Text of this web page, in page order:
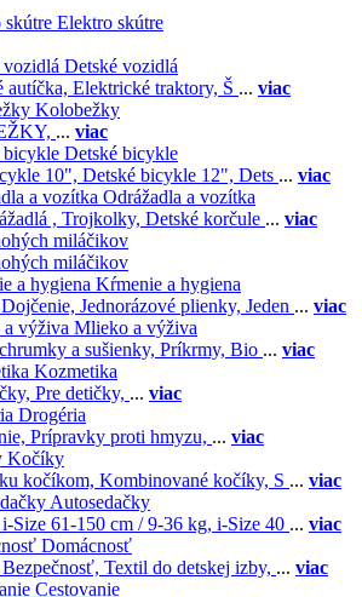
Elektro skútre
Detské vozidlá
autíčka, Elektrické traktory, Š ... viac
Kolobežky
... viac
Detské bicykle
10", Detské bicykle 12", Dets ... viac
Odrážadla a vozítka
, Trojkolky, Detské korčule ... viac
miláčikov
miláčikov
Kŕmenie a hygiena
Dojčenie, Jednorázové plienky, Jeden ... viac
Mlieko a výživa
a sušienky, Príkrmy, Bio ... viac
Kozmetika
Pre detičky, ... viac
Drogéria
Prípravky proti hmyzu, ... viac
Kočíky
kočíkom, Kombinované kočíky, S ... viac
Autosedačky
i-Size 61-150 cm / 9-36 kg, i-Size 40 ... viac
Domácnosť
Bezpečnosť, Textil do detskej izby, ... viac
Cestovanie